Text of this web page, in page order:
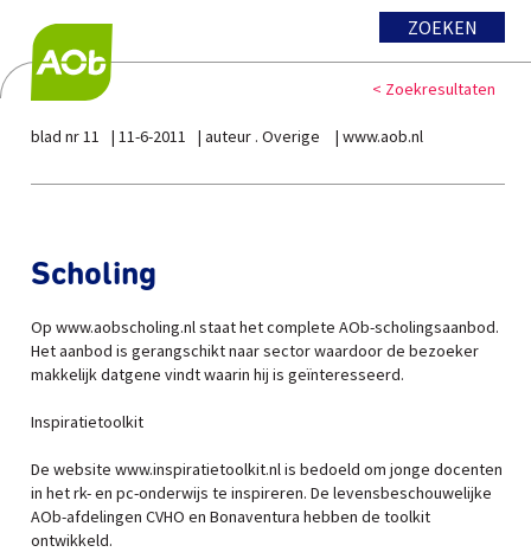
ZOEKEN
< Zoekresultaten
blad nr 11 11-6-2011 auteur . Overige www.aob.nl
Scholing
Op www.aobscholing.nl staat het complete AOb-scholingsaanbod.
Het aanbod is gerangschikt naar sector waardoor de bezoeker
makkelijk datgene vindt waarin hij is geïnteresseerd.
Inspiratietoolkit
De website www.inspiratietoolkit.nl is bedoeld om jonge docenten
in het rk- en pc-onderwijs te inspireren. De levensbeschouwelijke
AOb-afdelingen CVHO en Bonaventura hebben de toolkit
ontwikkeld.